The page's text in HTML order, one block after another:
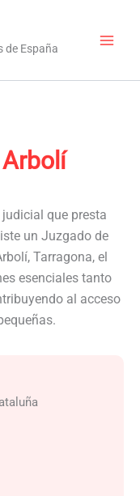
de España
que presta
un Juzgado de
Tarragona, el
esenciales tanto
al acceso